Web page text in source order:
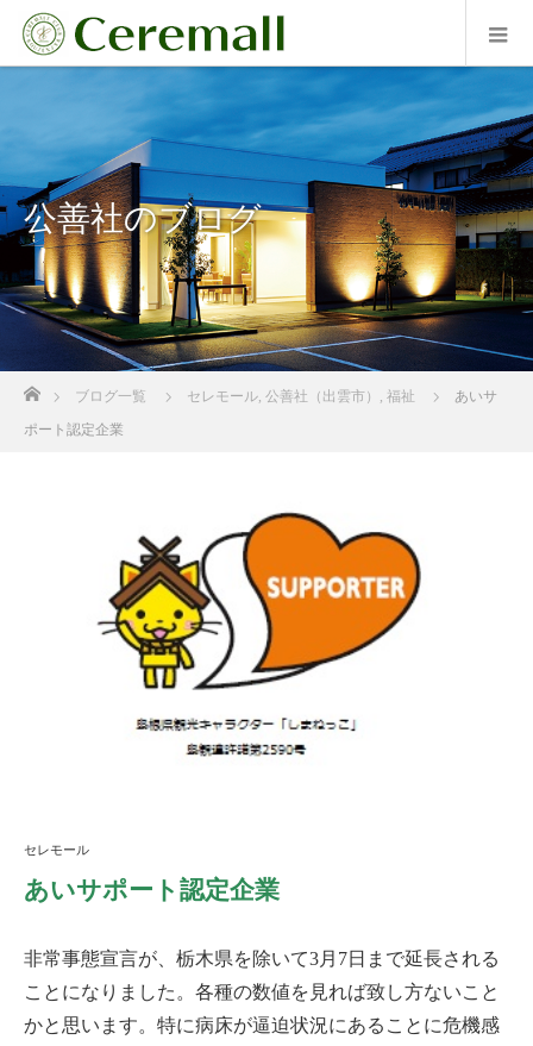
公善社のブログ
ブログ一覧 セレモール, 公善社（出雲市） , 福祉
あいサ
ポート認定企業
セレモール
あいサポート認定企業
非常事態宣言が、栃木県を除いて3月7日まで延長される
ことになりました。各種の数値を見れば致し方ないこと
かと思います。特に病床が逼迫状況にあることに危機感